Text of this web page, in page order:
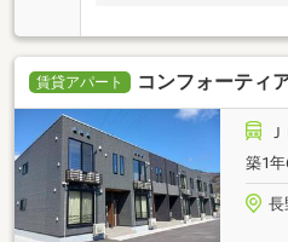
賃貸アパート コンフォーティ
築1
長